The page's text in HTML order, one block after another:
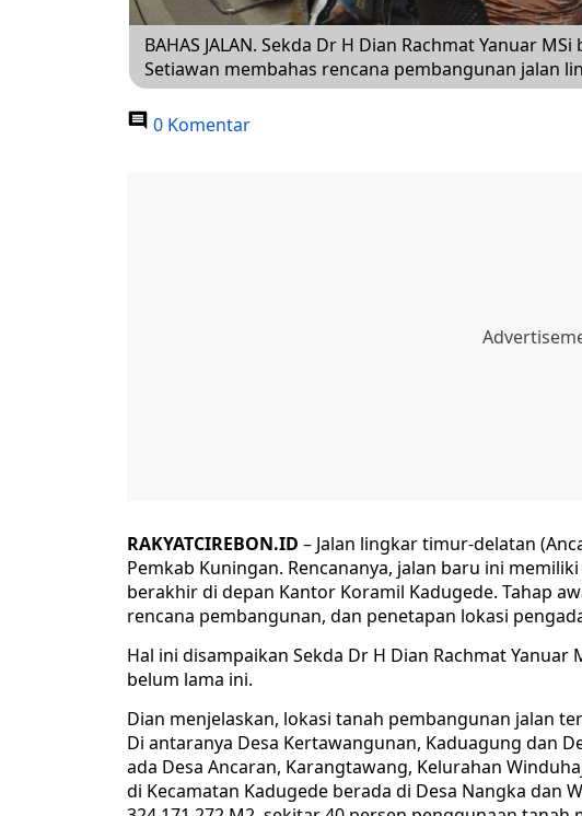
BAHAS JALAN. Sekda Dr H Dian Rachmat Yanuar
Setiawan membahas rencana pembangunan jalan
0 Komentar
RAKYATCIREBON.ID – Jalan lingkar timur-delatan
Pemkab Kuningan. Rencananya, jalan baru ini
berakhir di depan Kantor Koramil Kadugede. Tahap
rencana pembangunan, dan penetapan lokasi
Hal ini disampaikan Sekda Dr H Dian Rachmat Yanuar
belum lama ini.
Dian menjelaskan, lokasi tanah pembangunan jalan
Di antaranya Desa Kertawangunan, Kaduagung dan
ada Desa Ancaran, Karangtawang, Kelurahan
di Kecamatan Kadugede berada di Desa Nangka dan